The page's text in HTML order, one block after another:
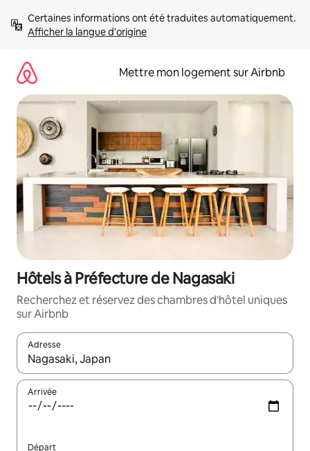
directement
Afficher la langue d'origine
Mettre mon logement sur Airbnb
Hôtels à Préfecture de Nagasaki
Recherchez et réservez des chambres d'hôtel uniques
sur Airbnb
Adresse
Lorsque les résultats s'affichent, utilisez les flèches vers le
Arrivée
Départ